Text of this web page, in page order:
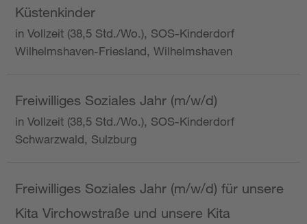
Küstenkinder
in Vollzeit (38,5 Std./Wo.), SOS-Kinderdorf
Wilhelmshaven-Friesland, Wilhelmshaven
Freiwilliges Soziales Jahr (m/w/d)
in Vollzeit (38,5 Std./Wo.), SOS-Kinderdorf
Schwarzwald, Sulzburg
Freiwilliges Soziales Jahr (m/w/d) für unsere
Kita Virchowstraße und unsere Kita